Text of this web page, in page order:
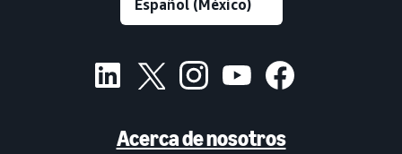
Acerca de nosotros